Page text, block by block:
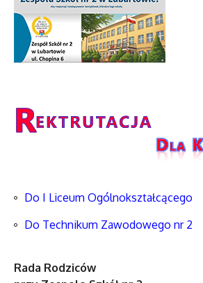
Do I Liceum Ogólnokształcącego
Do Technikum Zawodowego nr 2
Rada Rodziców